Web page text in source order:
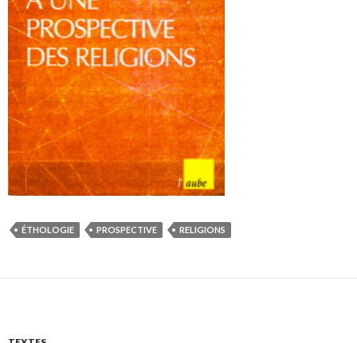
ÉTHOLOGIE PROSPECTIVE RELIGIONS